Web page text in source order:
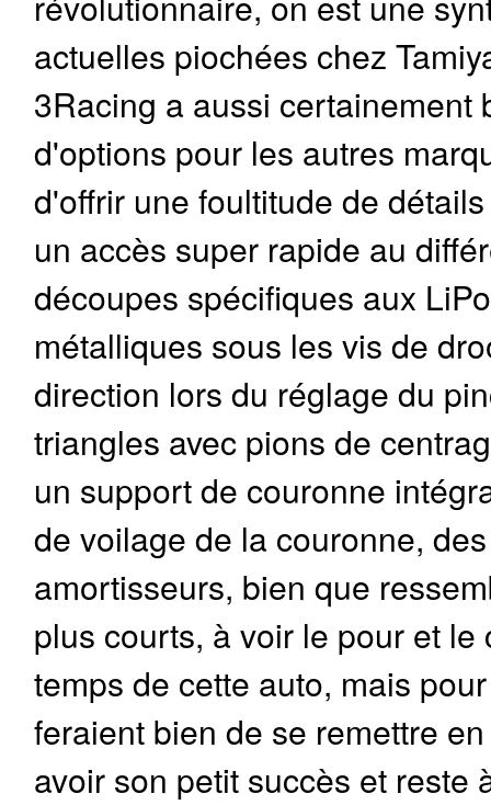
actuelles piochées chez
3Racing a aussi
d'options pour les autres
d'offrir une foultitude de
un accès super rapide au
découpes spécifiques aux
métalliques sous les vis de
direction lors du réglage du
triangles avec pions de
un support de couronne
de voilage de la couronne,
amortisseurs, bien que
plus courts, à voir le pour et
temps de cette auto, mais
feraient bien de se remettre
avoir son petit succès et reste